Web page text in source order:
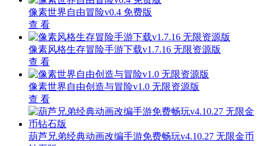
像素世界自由冒险v0.4 免费版
查 看
像素风格生存冒险手游下载v1.7.16 无限资源版
查 看
像素世界自由创造与冒险v1.0 无限资源版
查 看
葫芦兄弟经典动画改编手游免费畅玩v4.10.27 无限金币